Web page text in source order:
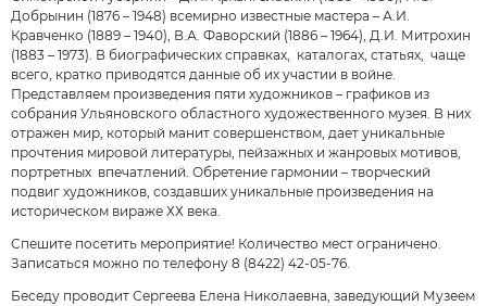
Добрынин (1876 – 1948) всемирно известные мастера – А.И.
Кравченко (1889 – 1940), В.А. Фаворский (1886 – 1964), Д.И. Митрохин
(1883 – 1973). В биографических справках, каталогах, статьях, чаще
всего, кратко приводятся данные об их участии в войне.
Представляем произведения пяти художников – графиков из
собрания Ульяновского областного художественного музея. В них
отражен мир, который манит совершенством, дает уникальные
прочтения мировой литературы, пейзажных и жанровых мотивов,
портретных впечатлений. Обретение гармонии – творческий
подвиг художников, создавших уникальные произведения на
историческом вираже ХХ века.
Спешите посетить мероприятие! Количество мест ограничено.
Записаться можно по телефону 8 (8422) 42-05-76.
Беседу проводит Сергеева Елена Николаевна, заведующий Музеем